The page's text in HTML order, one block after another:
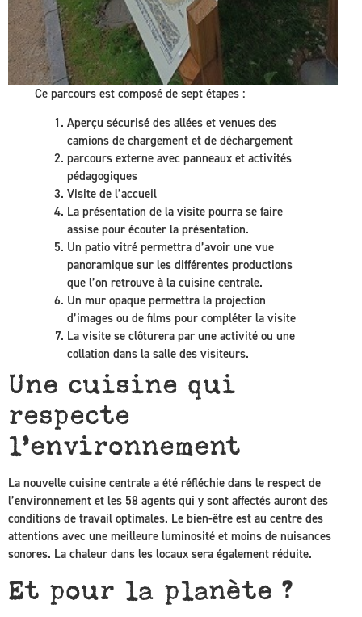
Ce parcours est composé de sept étapes :
Aperçu sécurisé des allées et venues des
camions de chargement et de déchargement
parcours externe avec panneaux et activités
pédagogiques
Visite de l’accueil
La présentation de la visite pourra se faire
assise pour écouter la présentation.
Un patio vitré permettra d’avoir une vue
panoramique sur les différentes productions
que l’on retrouve à la cuisine centrale.
Un mur opaque permettra la projection
d’images ou de films pour compléter la visite
La visite se clôturera par une activité ou une
collation dans la salle des visiteurs.
Une cuisine qui
respecte
l’environnement
La nouvelle cuisine centrale a été réfléchie dans le respect de
l’environnement et les 58 agents qui y sont affectés auront des
conditions de travail optimales. Le bien-être est au centre des
attentions avec une meilleure luminosité et moins de nuisances
sonores. La chaleur dans les locaux sera également réduite.
Et pour la planète ?